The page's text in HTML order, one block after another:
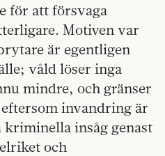
för att försvaga
Motiven var
är egentligen
våld löser inga
mindre, och gränser
invandring är
kriminella insåg genast
och